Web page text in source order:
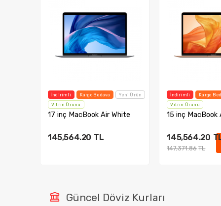
İndirimli Kargo Bedava
Yeni Ürün
Vitrin Ürünü
17 inç MacBook Air White
145,564.20 TL
İndirimli
Kargo
Vitrin Ürünü
15 inç MacBook
145,564.20
147,371.86 TL
Güncel Döviz Kurları